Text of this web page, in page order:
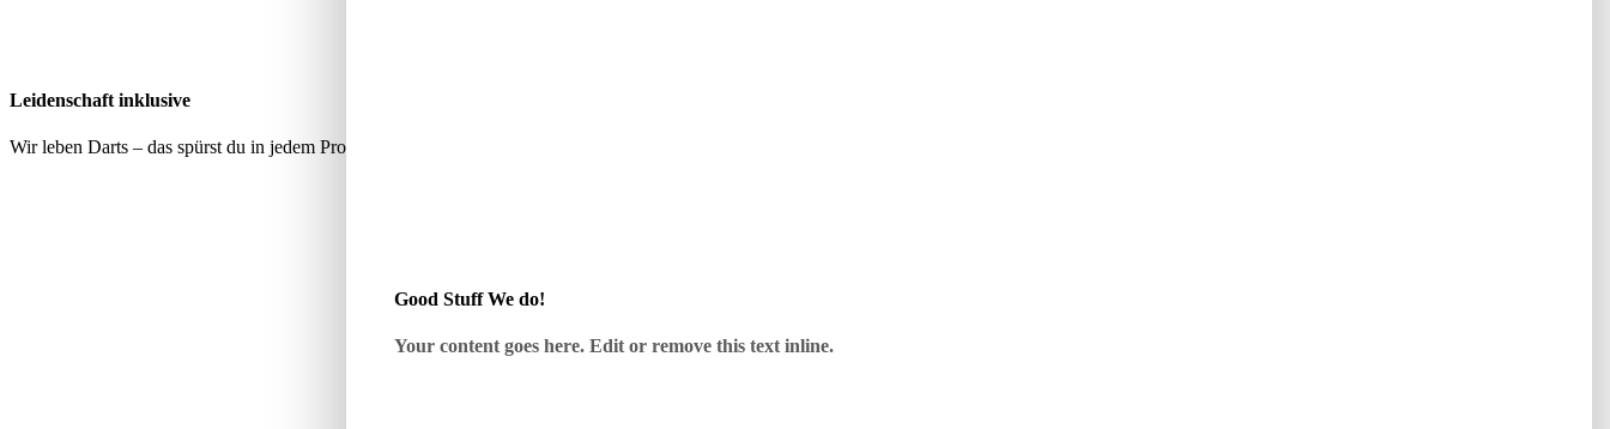
Good Stuff We do!
Your content goes here. Edit or remove this text inline.
Leidenschaft inklusive
Wir leben Darts – das spürst du in jedem Produkt, jeder Empfehlung und unserem Service.